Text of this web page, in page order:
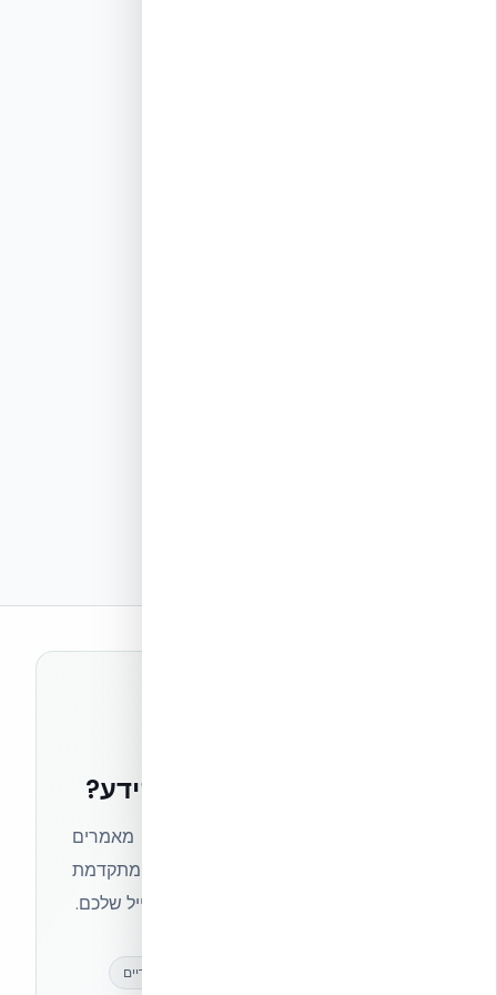
רוצים להישאר בחזית הידע?
הצטרפו לניוזלטר של אקובילד וקבלו מאמרים
מקצועיים, חדשות מעולם הבנייה המתקדמת
ועדכונים בלעדיים — ישירות לתיבת המייל שלכם.
עדכונים בלעדיים